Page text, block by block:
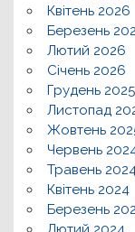
Квітень 2026
Березень
Лютий 2026
Січень 2026
Грудень 2025
Листопад
Жовтень
Червень
Травень
Квітень 2024
Березень